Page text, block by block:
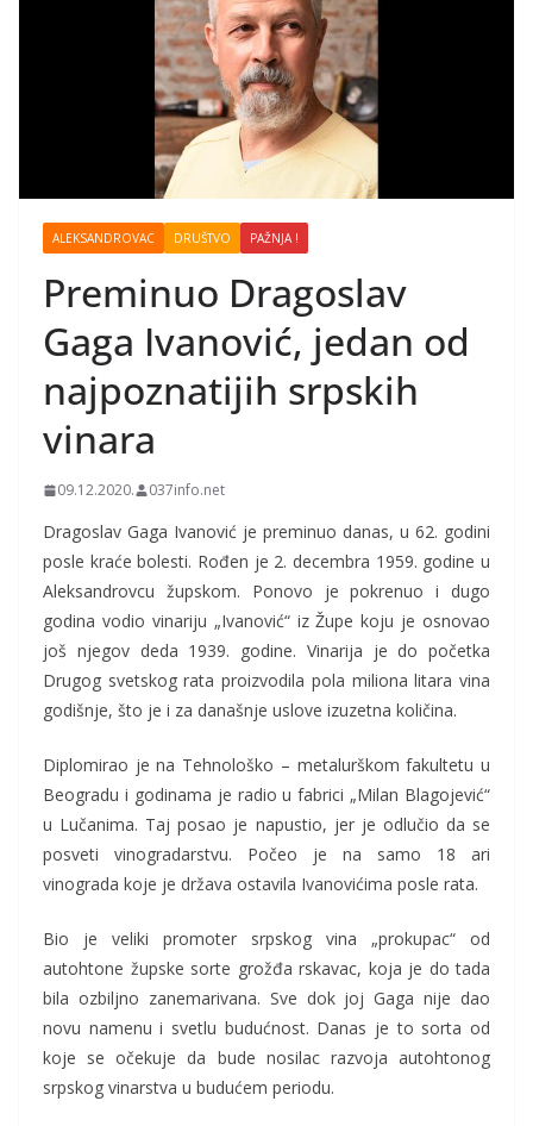
ALEKSANDROVAC DRUŠTVO PAŽNJA !
Preminuo Dragoslav
Gaga Ivanović, jedan od
najpoznatijih srpskih
vinara
09.12.2020. 037info.net
Dragoslav Gaga Ivanović je preminuo danas, u 62. godini
posle kraće bolesti. Rođen je 2. decembra 1959. godine u
Aleksandrovcu župskom. Ponovo je pokrenuo i dugo
godina vodio vinariju „Ivanović“ iz Župe koju je osnovao
još njegov deda 1939. godine. Vinarija je do početka
Drugog svetskog rata proizvodila pola miliona litara vina
godišnje, što je i za današnje uslove izuzetna količina.
Diplomirao je na Tehnološko – metalurškom fakultetu u
Beogradu i godinama je radio u fabrici „Milan Blagojević“
u Lučanima. Taj posao je napustio, jer je odlučio da se
posveti vinogradarstvu. Počeo je na samo 18 ari
vinograda koje je država ostavila Ivanovićima posle rata.
Bio je veliki promoter srpskog vina „prokupac“ od
autohtone župske sorte grožđa rskavac, koja je do tada
bila ozbiljno zanemarivana. Sve dok joj Gaga nije dao
novu namenu i svetlu budućnost. Danas je to sorta od
koje se očekuje da bude nosilac razvoja autohtonog
srpskog vinarstva u budućem periodu.